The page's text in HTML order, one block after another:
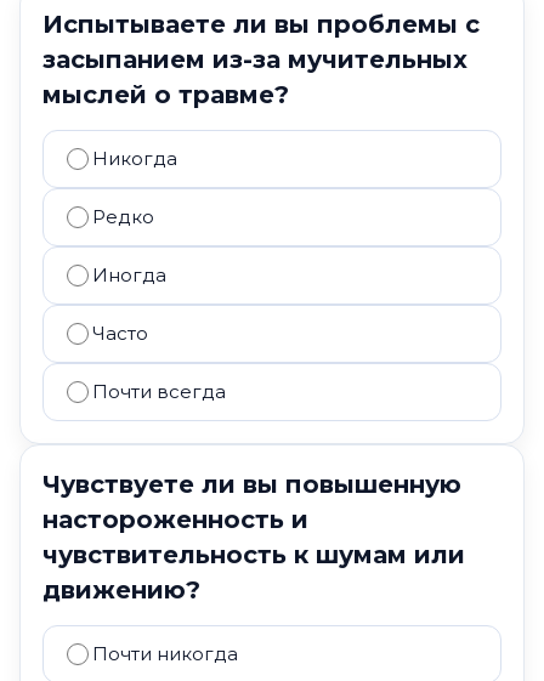
Испытываете ли вы проблемы с
засыпанием из-за мучительных
мыслей о травме?
Никогда
Редко
Иногда
Часто
Почти всегда
Чувствуете ли вы повышенную
настороженность и
чувствительность к шумам или
движению?
Почти никогда